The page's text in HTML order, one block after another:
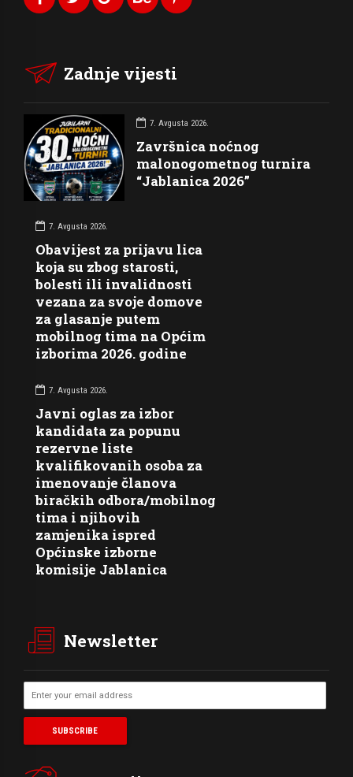
Zadnje vijesti
7. Avgusta 2026.
Završnica noćnog
malonogometnog turnira
“Jablanica 2026”
7. Avgusta 2026.
Obavijest za prijavu lica
koja su zbog starosti,
bolesti ili invalidnosti
vezana za svoje domove
za glasanje putem
mobilnog tima na Općim
izborima 2026. godine
7. Avgusta 2026.
Javni oglas za izbor
kandidata za popunu
rezervne liste
kvalifikovanih osoba za
imenovanje članova
biračkih odbora/mobilnog
tima i njihovih
zamjenika ispred
Općinske izborne
komisije Jablanica
Newsletter